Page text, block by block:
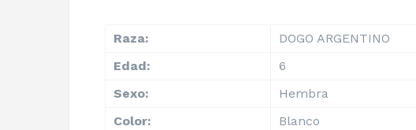
Raza:
DOGO ARGENTINO
Edad:
6
Sexo:
Hembra
Color:
Blanco